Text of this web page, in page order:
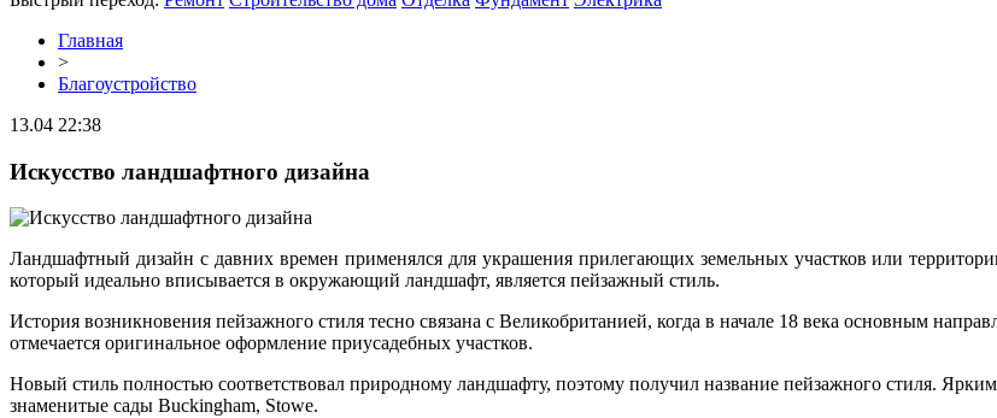
Главная
>
Благоустройство
13.04 22:38
Искусство ландшафтного дизайна
Ландшафтный дизайн с давних времен применялся для украшения прилегающих земельных участков или
который идеально вписывается в окружающий ландшафт, является пейзажный стиль.
История возникновения пейзажного стиля тесно связана с Великобританией, когда в начале 18 века основным
отмечается оригинальное оформление приусадебных участков.
Новый стиль полностью соответствовал природному ландшафту, поэтому получил название пейзажного стиля.
знаменитые сады Buckingham, Stowe.